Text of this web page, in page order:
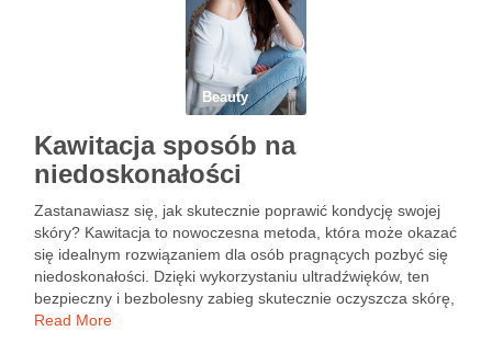
Beauty
Kawitacja sposób na
niedoskonałości
Zastanawiasz się, jak skutecznie poprawić kondycję swojej
skóry? Kawitacja to nowoczesna metoda, która może okazać
się idealnym rozwiązaniem dla osób pragnących pozbyć się
niedoskonałości. Dzięki wykorzystaniu ultradźwięków, ten
bezpieczny i bezbolesny zabieg skutecznie oczyszcza skórę,
a także poprawia jej teksturę i nawilżenie. Odkryj, w jaki
Read More